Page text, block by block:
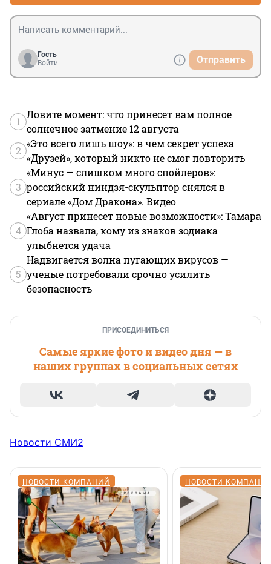
Гость
Войти
Отправить
1
Ловите момент: что принесет вам полное
солнечное затмение 12 августа
2
«Это всего лишь шоу»: в чем секрет успеха
«Друзей», который никто не смог повторить
3
«Минус — слишком много спойлеров»:
российский ниндзя-скульптор снялся в
сериале «Дом Дракона». Видео
4
«Август принесет новые возможности»: Тамара
Глоба назвала, кому из знаков зодиака
улыбнется удача
5
Надвигается волна пугающих вирусов —
ученые потребовали срочно усилить
безопасность
ПРИСОЕДИНИТЬСЯ
Самые яркие фото и видео дня — в
наших группах в социальных сетях
Новости СМИ2
НОВОСТИ КОМПАНИЙ НОВОСТИ